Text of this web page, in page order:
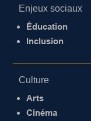
Enjeux sociaux
Éducation
Inclusion
Culture
Arts
Cinéma